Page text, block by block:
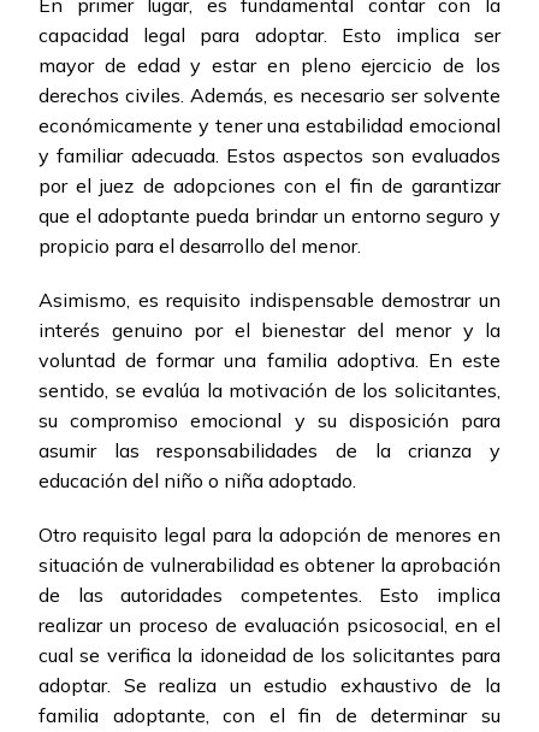
En primer lugar, es fundamental contar con la
capacidad legal para adoptar. Esto implica ser
mayor de edad y estar en pleno ejercicio de los
derechos civiles. Además, es necesario ser solvente
económicamente y tener una estabilidad emocional
y familiar adecuada. Estos aspectos son evaluados
por el juez de adopciones con el fin de garantizar
que el adoptante pueda brindar un entorno seguro y
propicio para el desarrollo del menor.
Asimismo, es requisito indispensable demostrar un
interés genuino por el bienestar del menor y la
voluntad de formar una familia adoptiva. En este
sentido, se evalúa la motivación de los solicitantes,
su compromiso emocional y su disposición para
asumir las responsabilidades de la crianza y
educación del niño o niña adoptado.
Otro requisito legal para la adopción de menores en
situación de vulnerabilidad es obtener la aprobación
de las autoridades competentes. Esto implica
realizar un proceso de evaluación psicosocial, en el
cual se verifica la idoneidad de los solicitantes para
adoptar. Se realiza un estudio exhaustivo de la
familia adoptante, con el fin de determinar su